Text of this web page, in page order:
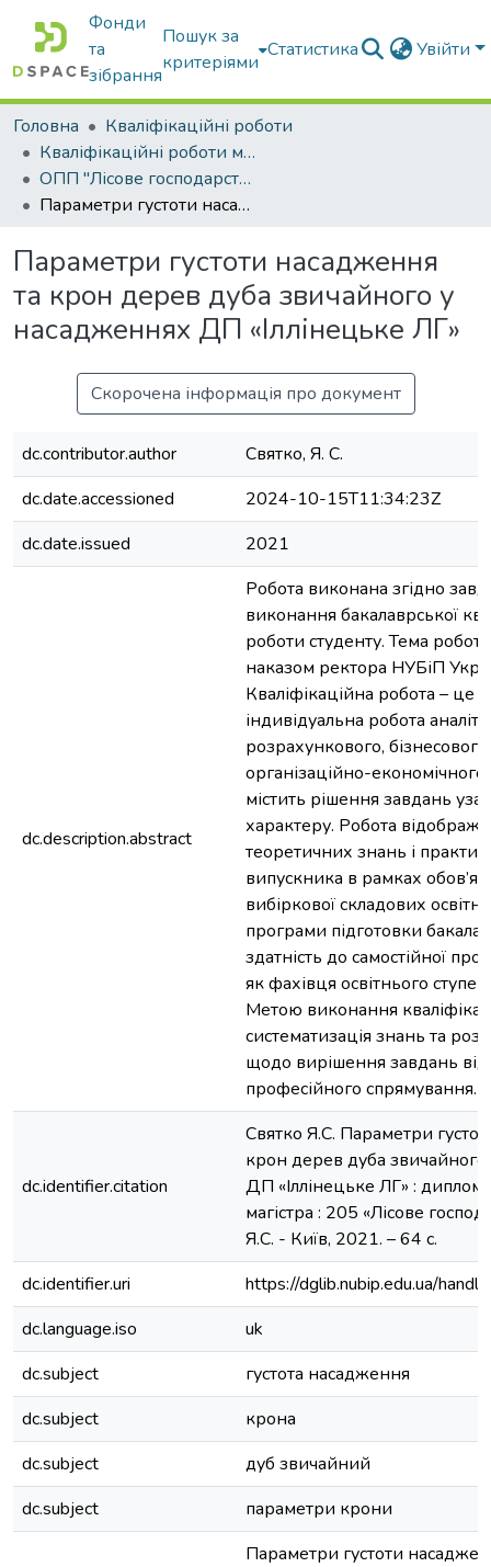
Фонди
та
зібрання
Пошук за
критеріями
Статистика Увійти
Головна
Кваліфікаційні роботи
Кваліфікаційні роботи магістрів
ОПП "Лісове господарство"
Параметри густоти насадження та крон дерев дуба звичайного у насадженнях ДП «Іллінецьке ЛГ»
Параметри густоти насадження
та крон дерев дуба звичайного у
насадженнях ДП «Іллінецьке ЛГ»
Скорочена інформація про документ
dc.contributor.author
Святко, Я. С.
dc.date.accessioned
2024-10-15T11:34:23Z
dc.date.issued
2021
dc.description.abstract
Робота виконана згідно
виконання бакалаврської
роботи студенту. Тема
наказом ректора НУБіП
Кваліфікаційна робота – це
індивідуальна робота
розрахункового,
організаційно-
містить рішення завдань
характеру. Робота
теоретичних знань і
випускника в рамках
вибіркової складових
програми підготовки
здатність до самостійної
як фахівця освітнього
Метою виконання
систематизація знань та
щодо вирішення завдань
професійного спрямування.
dc.identifier.citation
Святко Я.С. Параметри
крон дерев дуба
ДП «Іллінецьке ЛГ» :
магістра : 205 «Лісове
Я.С. - Київ, 2021. – 64 с.
dc.identifier.uri
https://dglib.nubip.edu.ua/
dc.language.iso
uk
dc.subject
густота насадження
dc.subject
крона
dc.subject
дуб звичайний
dc.subject
параметри крони
Параметри густоти